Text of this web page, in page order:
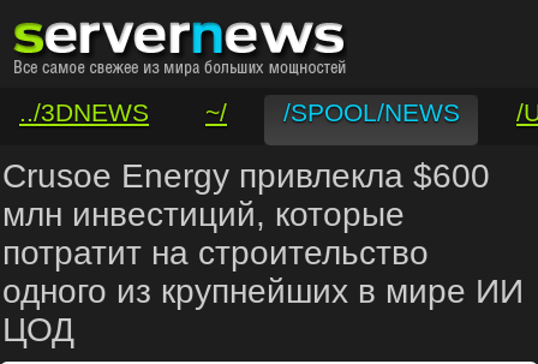
../3DNEWS ~/ /SPOOL/NEWS
/
/VAR/CONTACT
Crusoe Energy привлекла $600
млн инвестиций, которые
потратит на строительство
одного из крупнейших в мире ИИ
ЦОД